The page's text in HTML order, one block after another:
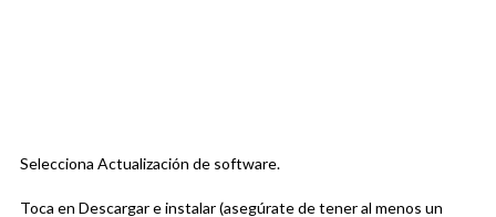
Selecciona Actualización de software.
Toca en Descargar e instalar (asegúrate de tener al menos un